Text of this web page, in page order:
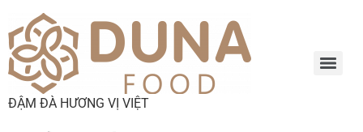
ĐẬM ĐÀ HƯƠNG VỊ VIỆT